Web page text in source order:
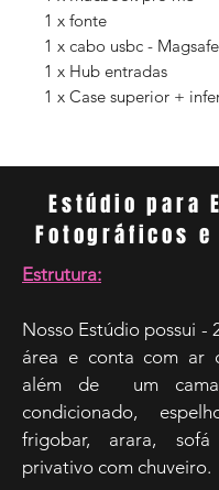
1 x fonte
1 x cabo usbc - Magsafe
1 x Hub entradas
1 x Case superior +
Estúdio para
Fotográficos e
Estrutura:
Nosso Estúdio possui -
área e conta com ar
além de um
condicionado,
frigobar, arara,
privativo com chuveiro.